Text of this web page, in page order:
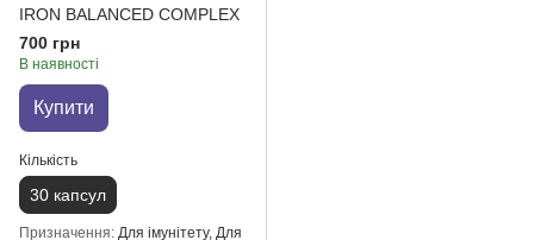
IRON BALANCED COMPLEX
700 грн
В наявності
Купити
Кількість
30 капсул
Призначення Для імунітету, Для